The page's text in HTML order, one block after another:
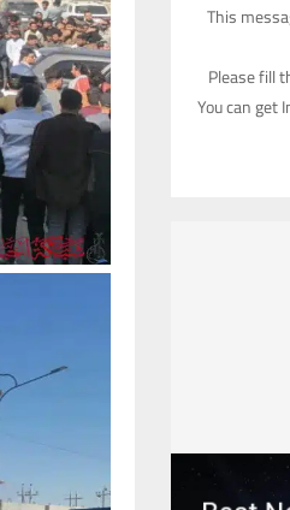
This
Please fill
You can get